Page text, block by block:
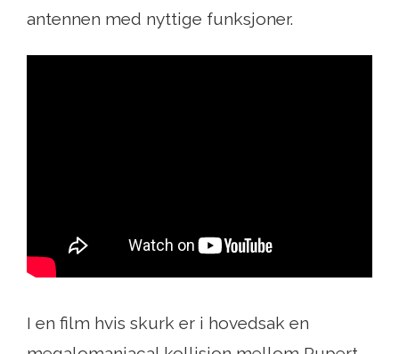
antennen med nyttige funksjoner.
I en film hvis skurk er i hovedsak en